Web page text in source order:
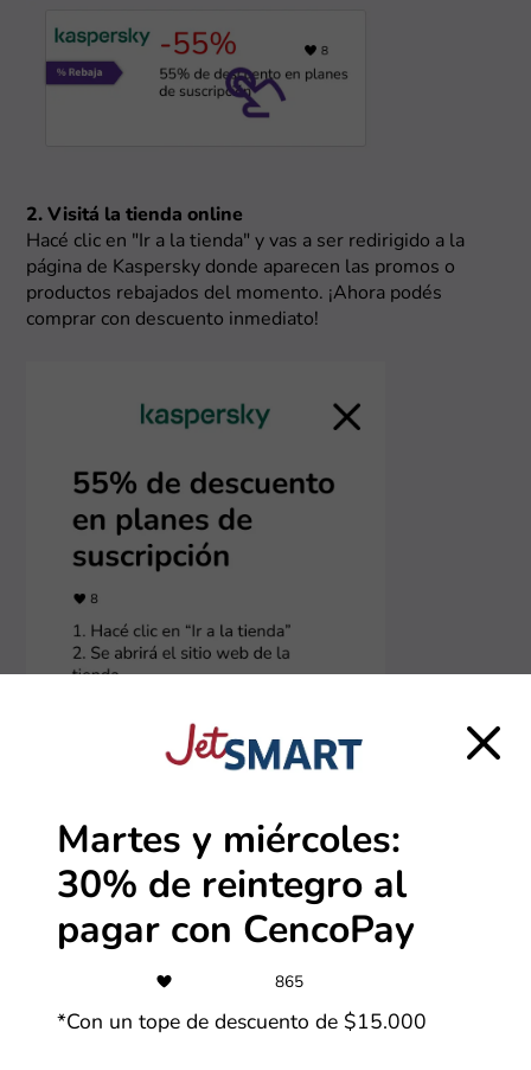
2. Visitá la tienda online
Hacé clic en "Ir a la tienda" y vas a ser redirigido a la
página de Kaspersky donde aparecen las promos o
productos rebajados del momento. ¡Ahora podés
comprar con descuento inmediato!
Martes y miércoles:
30% de reintegro al
pagar con CencoPay
865
*Con un tope de descuento de $15.000